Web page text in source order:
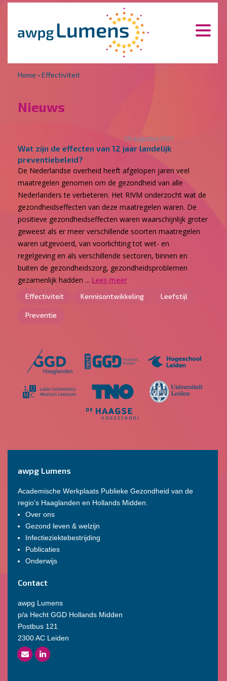
Home • Effectiviteit
Nieuws
29 augustus 2021
Wat zijn de effecten van 12 jaar landelijk
preventiebeleid?
De Nederlandse overheid heeft afgelopen jaren veel
maatregelen genomen om de gezondheid van alle
Nederlanders te verbeteren. Het RIVM onderzocht wat de
gezondheidseffecten van deze maatregelen waren. De
positieve gezondheidseffecten waren waarschijnlijk groter
geweest als er meer verschillende soorten maatregelen
waren uitgevoerd, van voorlichting tot wet- en
regelgeving en als verschillende sectoren, binnen en
buiten de gezondheidszorg, gezondheidsproblemen
gezamenlijk hadden ... Lees meer
Effectiviteit Kennisontwikkeling Leefstijl
Preventie
awpg Lumens
Academische Werkplaats Publieke Gezondheid van de
regio’s Haaglanden en Hollands Midden.
Over ons
Gezond leven & welzijn
Infectieziektebestrijding
Publicaties
Onderwijs
Contact
awpg Lumens
p/a Hecht GGD Hollands Midden
Postbus 121
2300 AC Leiden